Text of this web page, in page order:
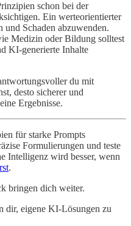
schon bei der
Ein werteorientierter
Schaden abzuwenden.
Medizin oder Bildung solltest
KI-generierte Inhalte
du mit
desto sicherer und
Ergebnisse.
für starke Prompts
Formulierungen und teste
Intelligenz wird besser, wenn
.
bringen dich weiter.
dir, eigene KI-Lösungen zu